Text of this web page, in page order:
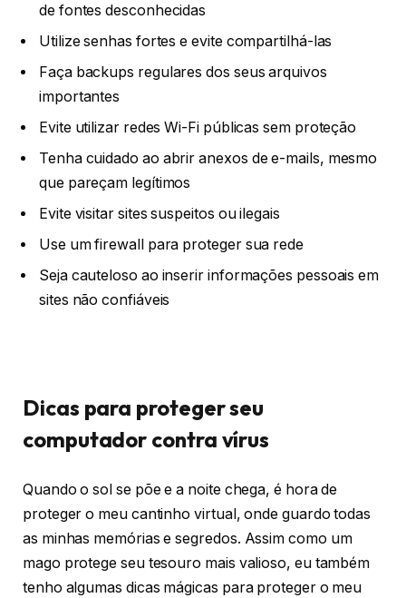
de fontes desconhecidas
Utilize senhas fortes e evite compartilhá-las
Faça backups regulares dos seus arquivos
importantes
Evite utilizar redes Wi-Fi públicas sem proteção
Tenha cuidado ao abrir anexos de e-mails, mesmo
que pareçam legítimos
Evite visitar sites suspeitos ou ilegais
Use um firewall para proteger sua rede
Seja cauteloso ao inserir informações pessoais em
sites não confiáveis
Dicas para proteger seu
computador contra vírus
Quando o sol se põe e a noite chega, é hora de
proteger o meu cantinho virtual, onde guardo todas
as minhas memórias e segredos. Assim como um
mago protege seu tesouro mais valioso, eu também
tenho algumas dicas mágicas para proteger o meu